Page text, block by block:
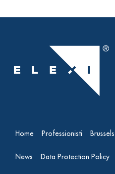
Home Professionisti
News Data Protection Policy